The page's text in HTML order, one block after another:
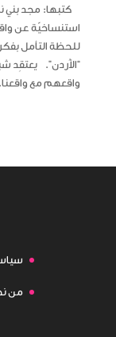
كتبها: مجد
استنساخيّة عن
للحظة التأمل
“الأُردن”. يعتقِد
واقعهم مع
من